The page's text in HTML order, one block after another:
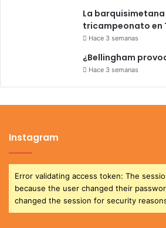
La
tricampeonato en
Hace 3 semanas
¿Bellingham
Hace 3 semanas
Instagram
Error validating access token: The
because the user changed their
changed the session for security